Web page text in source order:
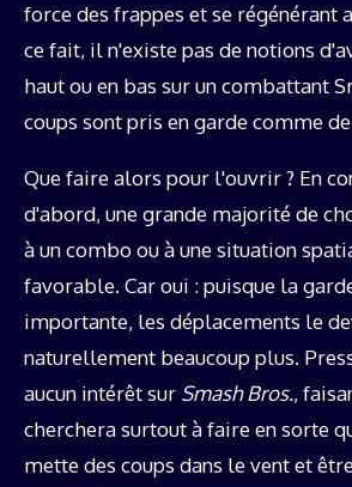
force des frappes et se régénérant
ce fait, il n'existe pas de notions
haut ou en bas sur un combattant
coups sont pris en garde comme
Que faire alors pour l'ouvrir ? En
d'abord, une grande majorité de
à un combo ou à une situation
favorable. Car oui : puisque la
importante, les déplacements le
naturellement beaucoup plus.
aucun intérêt sur Smash Bros.,
cherchera surtout à faire en sorte
mette des coups dans le vent et